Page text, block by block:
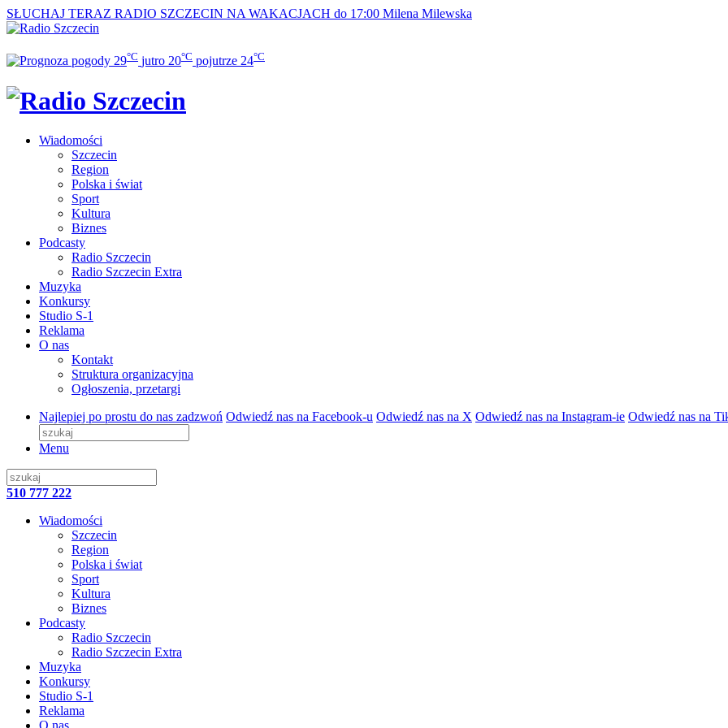
SŁUCHAJ TERAZ RADIO SZCZECIN NA WAKACJACH do 17:00 Milena Milewska
29°C jutro 20°C pojutrze 24°C
Wiadomości
Szczecin
Region
Polska i świat
Sport
Kultura
Biznes
Podcasty
Radio Szczecin
Radio Szczecin Extra
Muzyka
Konkursy
Studio S-1
Reklama
O nas
Kontakt
Struktura organizacyjna
Ogłoszenia, przetargi
Najlepiej po prostu do nas zadzwoń Odwiedź nas na Facebook-u Odwiedź nas na X Odwiedź nas na Instagram-ie Odwiedź nas na
Menu
510 777 222
Wiadomości
Szczecin
Region
Polska i świat
Sport
Kultura
Biznes
Podcasty
Radio Szczecin
Radio Szczecin Extra
Muzyka
Konkursy
Studio S-1
Reklama